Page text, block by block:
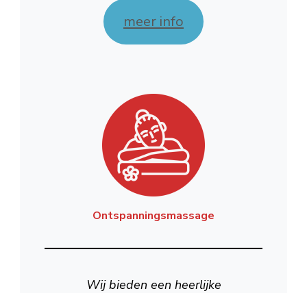
meer info
Ontspanningsmassage
Wij bieden een heerlijke